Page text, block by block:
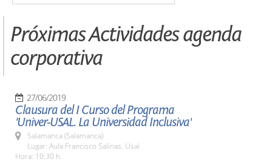
Próximas Actividades agenda
corporativa
27/06/2019
Clausura del I Curso del Programa
'Univer-USAL. La Universidad Inclusiva'
Salamanca (Salamanca)
Lugar: Aula Francisco Salinas. Usal
Hora: 10:30 h.